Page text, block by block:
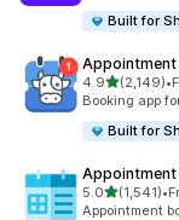
Built for
Appointment
4.9별 5개 중
(2,149)
총 리뷰 2149개
•
Booking app
Built for
5.0별 5개 중
(1,541)
총 리뷰 1541개
•
Appointment